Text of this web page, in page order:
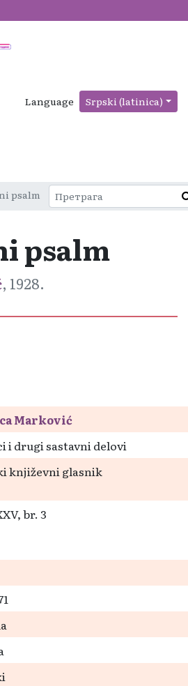
Language Srpski (latinica)
psalm
psalm
, 1928.
Marković
i drugi sastavni delovi
književni glasnik
br. 3